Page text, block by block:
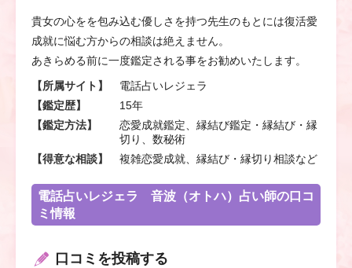
貴女の心をを包み込む優しさを持つ先生のもとには復活愛
成就に悩む方からの相談は絶えません。
あきらめる前に一度鑑定される事をお勧めいたします。
【所属サイト】
電話占いレジェラ
【鑑定歴】
15年
【鑑定方法】
恋愛成就鑑定、縁結び鑑定・縁結び・縁
切り、数秘術
【得意な相談】
複雑恋愛成就、縁結び・縁切り相談など
電話占いレジェラ 音波（オトハ）占い師の口コ
ミ情報
口コミを投稿する